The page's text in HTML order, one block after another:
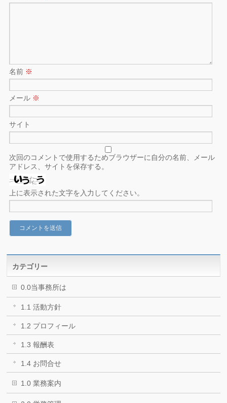
名前 ※
メール ※
サイト
次回のコメントで使用するためブラウザーに自分の名前、メール
アドレス、サイトを保存する。
上に表示された文字を入力してください。
カテゴリー
0.0当事務所は
1.1 活動方針
1.2 プロフィール
1.3 報酬表
1.4 お問合せ
1.0 業務案内